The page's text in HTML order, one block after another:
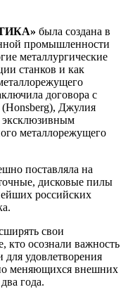
была создана в
промышленности
металлургические
станков и как
договора с
Джулия
эксклюзивным
металлорежущего
поставляла на
дисковые пилы
российских
свои
осознали важность
для удовлетворения
меняющихся внешних
года.